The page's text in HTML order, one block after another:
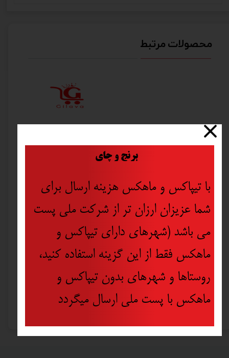
محصولات مرتبط
چسب اکواریوم غفاری مدل پمادی مشکی
۵۰,۰۰۰ تومان
برنج و چای
با تیپاکس و ماهکس هزینه ارسال برای
شما عزیزان ارزان تر از شرکت ملی پست
می باشد (شهرهای دارای تیپاکس و
ماهکس فقط از این گزینه استفاده کنید،
روستاها و شهرهای بدون تیپاکس و
ماهکس با پست ملی ارسال میگردد